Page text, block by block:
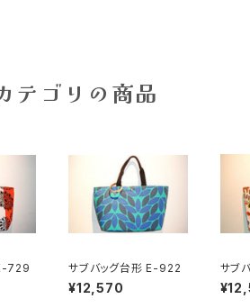
テゴリの商品
729 サブバッグ台形 E-922
¥12,570
サブ